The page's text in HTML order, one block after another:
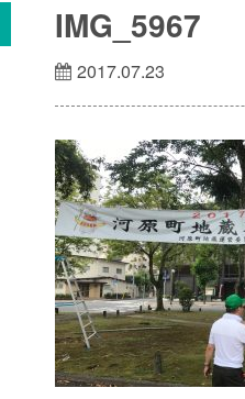
IMG_5967
2017.07.23